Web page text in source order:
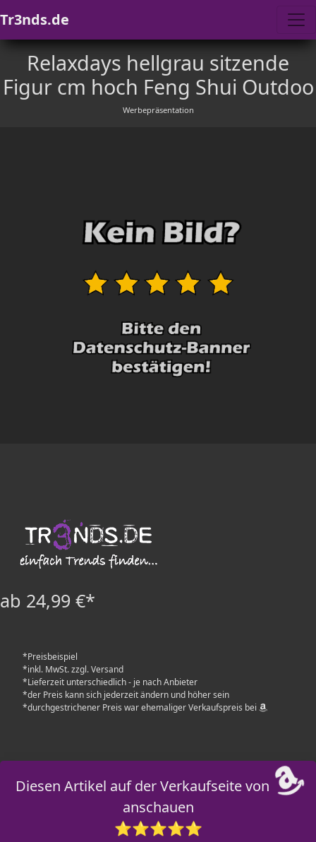
Tr3nds.de
Relaxdays hellgrau sitzende
Figur cm hoch Feng Shui Outdoo
Werbepräsentation
ab 24,99 €*
*Preisbeispiel
*inkl. MwSt. zzgl. Versand
*Lieferzeit unterschiedlich - je nach Anbieter
*der Preis kann sich jederzeit ändern und höher sein
*durchgestrichener Preis war ehemaliger Verkaufspreis bei
Diesen Artikel auf der Verkaufseite von
anschauen
⭐⭐⭐⭐⭐